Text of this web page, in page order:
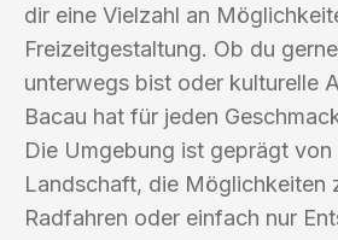
dir eine Vielzahl an
Freizeitgestaltung. Ob du
unterwegs bist oder kulturelle
Bacau hat für jeden
Die Umgebung ist geprägt
Landschaft, die Möglichkeiten
Radfahren oder einfach nur